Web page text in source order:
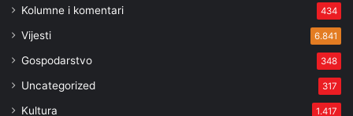
Kolumne i komentari 434
Vijesti 6.841
Gospodarstvo 348
Uncategorized 317
Kultura 1.417